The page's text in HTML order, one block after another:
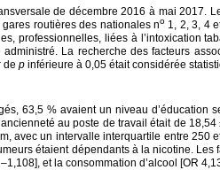
de décembre 2016 à mai 2017.
routières des nationales no 1, 2, 3, 4
professionnelles, liées à l’intoxication
La recherche des facteurs
de p inférieure à 0,05 était considérée
63,5 % avaient un niveau d’éducation
au poste de travail était de 18,54
avec un intervalle interquartile entre 250
étaient dépendants à la nicotine.
et la consommation d’alcool [OR